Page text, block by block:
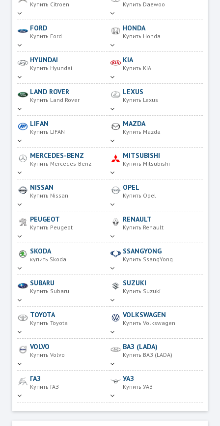
Купить Citroen Купить Daewoo
FORD
Купить Ford
HONDA
Купить Honda
HYUNDAI
Купить Hyundai
KIA
Купить KIA
LAND ROVER
Купить Land Rover
LEXUS
Купить Lexus
LIFAN
Купить LIFAN
MAZDA
Купить Mazda
MERCEDES-BENZ
Купить Mercedes-Benz
MITSUBISHI
Купить Mitsubishi
NISSAN
Купить Nissan
OPEL
Купить Opel
PEUGEOT
Купить Peugeot
RENAULT
Купить Renault
SKODA
купить Skoda
SSANGYONG
Купить SsangYong
SUBARU
Купить Subaru
SUZUKI
Купить Suzuki
TOYOTA
Купить Toyota
VOLKSWAGEN
Купить Volkswagen
VOLVO
Купить Volvo
ВАЗ (LADA)
Купить ВАЗ (LADA)
ГАЗ
Купить ГАЗ
УАЗ
Купить УАЗ